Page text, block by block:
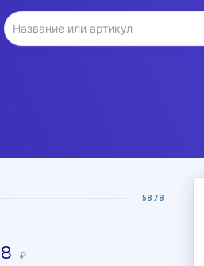
5878
₽